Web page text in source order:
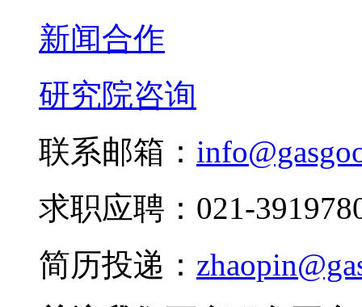
新闻合作
研究院咨询
联系邮箱：
求职应聘：021-
简历投递：